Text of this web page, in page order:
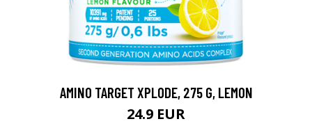
AMINO TARGET XPLODE, 275 G, LEMON
24.9 EUR